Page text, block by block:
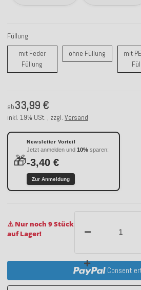
Füllung
mit Feder
Füllung mit Feder Füllung
ohne Füllung ohnemit
ab33,99 €
inkl. 19% USt. , zzgl. Versand
🎁
Newsletter Vorteil
Jetzt anmelden und 10% sparen:
-3,40 €
Zur Anmeldung
⚠️ Nur noch 9 Stück
auf Lager!
Consent